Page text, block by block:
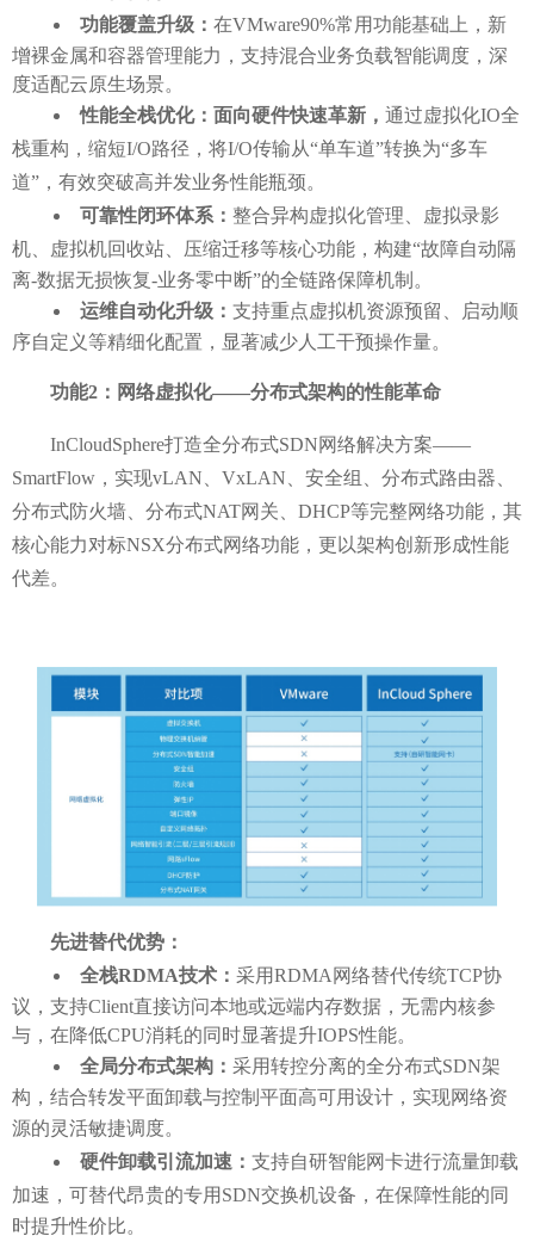
功能覆盖升级： 在VMware90%常用功能基础上，新
增裸金属和容器管理能力，支持混合业务负载智能调度，深
度适配云原生场景。
性能全栈优化：面向硬件快速革新， 通过虚拟化IO全
栈重构，缩短I/O路径， 将I/O传输从“单车道”转换为“多车
道”， 有效突破高并发业务性能瓶颈。
可靠性闭环体系 ： 整合异构虚拟化管理、虚拟录影
机、虚拟机回收站、压缩迁移等核心功能，构建“故障自动隔
离-数据无损恢复-业务零中断”的全链路保障机制。
运维自动化升级： 支持重点虚拟机资源预留、启动顺
序自定义等精细化配置，显著减少人工干预操作量。
功能2：网络虚拟化——分布式架构的性能革命
InCloudSphere打造全分布式SDN网络解决方案——
SmartFlow，实现vLAN、VxLAN、安全组、分布式路由器、
分布式防火墙、分布式NAT网关、DHCP等完整网络功能，其
核心能力对标NSX分布式网络功能，更以架构创新形成性能
代差。
先进替代优势：
全栈RDMA技术： 采用RDMA网络替代传统TCP协
议，支持Client直接访问本地或远端内存数据，无需内核参
与，在降低CPU消耗的同时显著提升IOPS性能。
全局分布式架构： 采用转控分离的全分布式SDN架
构，结合转发平面卸载与控制平面高可用设计，实现网络资
源的灵活敏捷调度。
硬件卸载引流加速： 支持自研智能网卡进行流量卸载
加速，可替代昂贵的专用 SDN交换机设备，在保障性能的同
时提升性价比。